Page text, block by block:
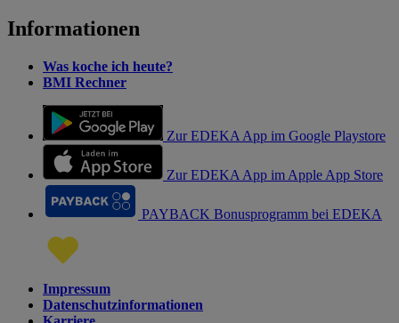
Informationen
Was koche ich heute?
BMI Rechner
Zur EDEKA App im Google Playstore
Zur EDEKA App im Apple App Store
PAYBACK Bonusprogramm bei EDEKA
Impressum
Datenschutzinformationen